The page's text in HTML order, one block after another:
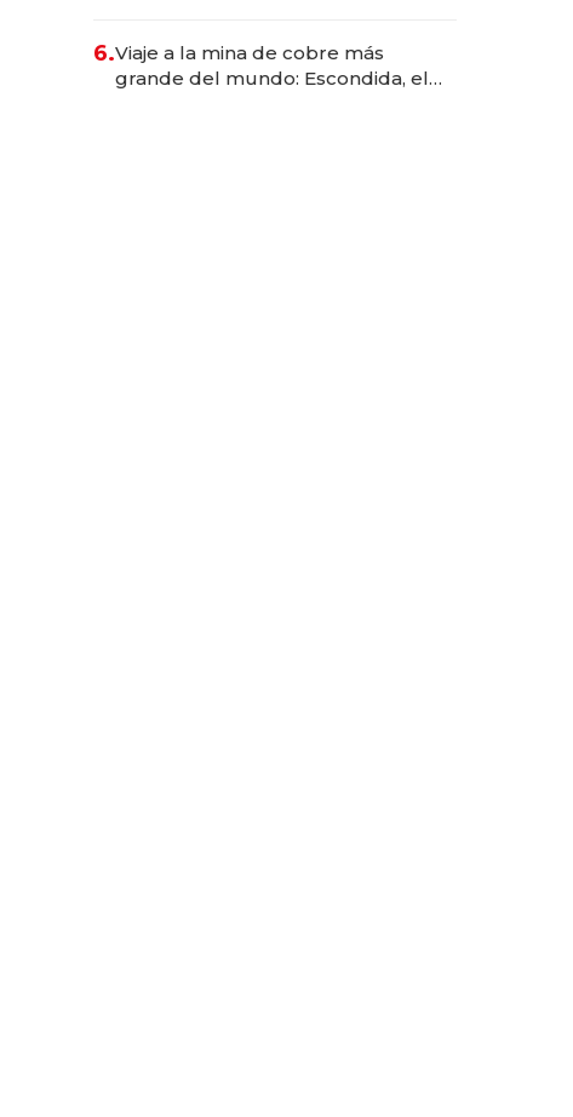
6.Viaje a la mina de cobre más
grande del mundo: Escondida, el